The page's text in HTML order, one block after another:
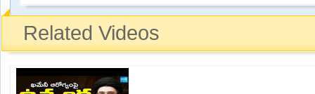
Related Videos